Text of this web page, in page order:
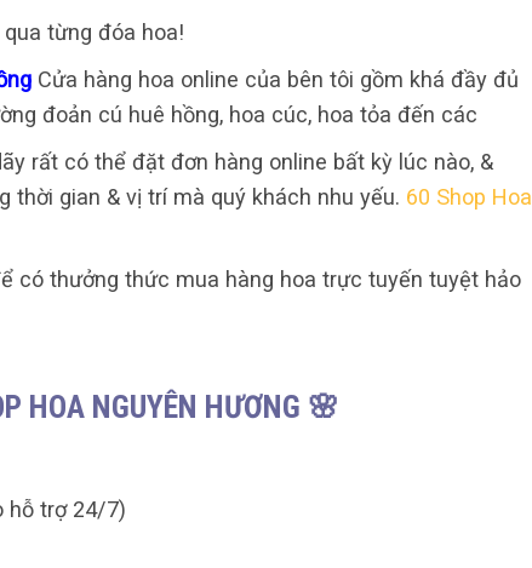
từng đóa hoa!
Cửa hàng hoa online của bên tôi gồm khá đầy đủ
đoản cú huê hồng, hoa cúc, hoa tỏa đến các
rất có thể đặt đơn hàng online bất kỳ lúc nào, &
gian & vị trí mà quý khách nhu yếu. 60 Shop Hoa
có thưởng thức mua hàng hoa trực tuyến tuyệt hảo
HOA NGUYÊN HƯƠNG 🌸
hỗ trợ 24/7)